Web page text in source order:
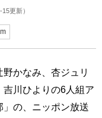
15更新）
かなみ、杏ジュリ
川ひよりの6人組ア
の、ニッポン放送